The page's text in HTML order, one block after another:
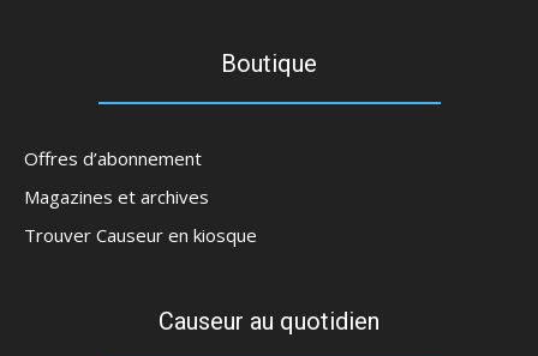
Boutique
Offres d’abonnement
Magazines et archives
Trouver Causeur en kiosque
Causeur au quotidien